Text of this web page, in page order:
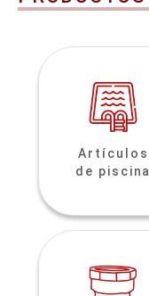
Artículos
de piscina